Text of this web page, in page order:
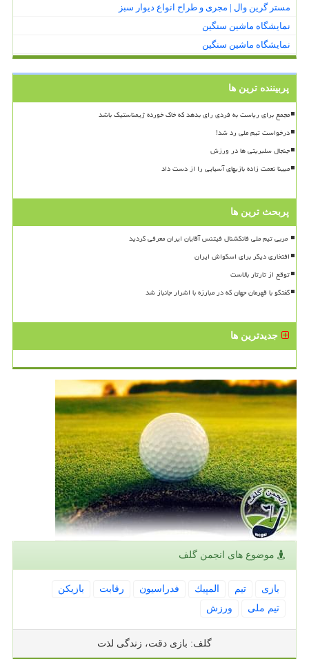
مستر گرین وال | مجری و طراح انواع دیوار سبز
نمایشگاه ماشین سنگین
نمایشگاه ماشین سنگین
پربیننده ترین ها
مجمع برای ریاست به فردی رای بدهد که خاک خورده ژیمناستیک باشد
درخواست تیم ملی رد شد!
جنجال سلبریتی ها در ورزش
مبینا نعمت زاده بازیهای آسیایی را از دست داد
پربحث ترین ها
افتخاری دیگر برای اسکواش ایران
توقع از تارتار بالاست
گفتگو با قهرمان جهان که در مبارزه با اشرار جانباز شد
جدیدترین ها
موضوع های انجمن گلف
بازی تیم المپیك فدراسیون رقابت
بازیكن
تیم ملی
ورزش
گلف: بازی دقت، زندگی لذت